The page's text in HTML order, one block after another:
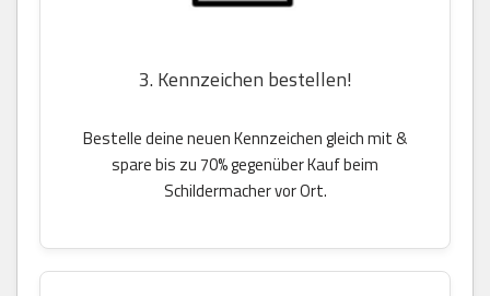
3. Kennzeichen bestellen!
Bestelle deine neuen Kennzeichen gleich mit &
spare bis zu 70% gegenüber Kauf beim
Schildermacher vor Ort.